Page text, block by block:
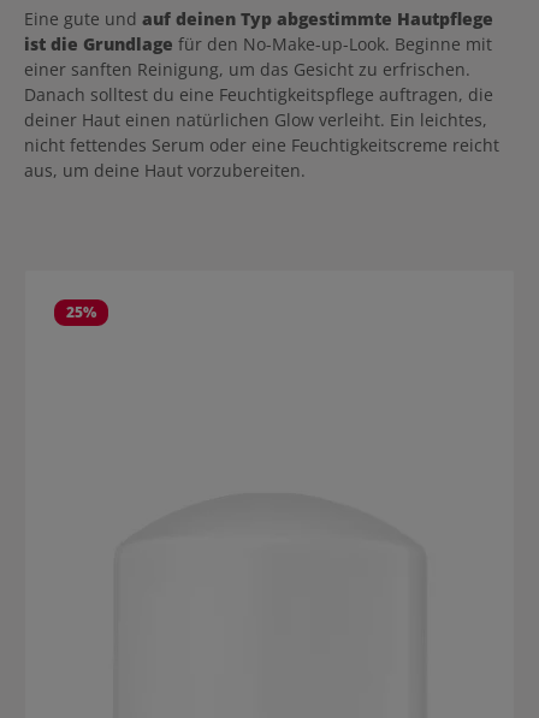
Eine gute und auf deinen Typ abgestimmte Hautpflege
ist die Grundlage für den No-Make-up-Look. Beginne mit
einer sanften Reinigung, um das Gesicht zu erfrischen.
Danach solltest du eine Feuchtigkeitspflege auftragen, die
deiner Haut einen natürlichen Glow verleiht. Ein leichtes,
nicht fettendes Serum oder eine Feuchtigkeitscreme reicht
aus, um deine Haut vorzubereiten.
25%